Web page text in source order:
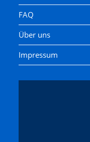
FAQ
Über uns
Impressum